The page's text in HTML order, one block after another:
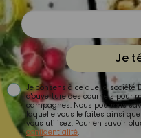
Je
Je consens à ce que la société
d'ouverture des courriels pour
campagnes. Nous pourrons
laquelle vous le faites ainsi
vous utilisez. Pour en savoir
confidentialité.